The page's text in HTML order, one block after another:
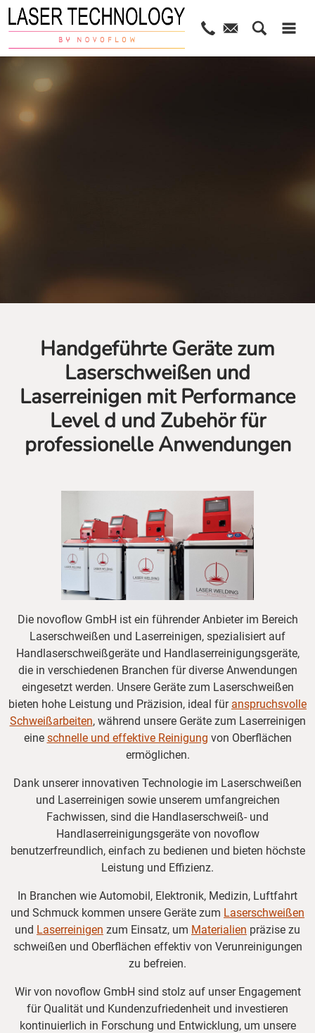
Handgeführte Geräte zum
Laserschweißen und
Laserreinigen mit Performance
Level d und Zubehör für
professionelle Anwendungen
Die novoflow GmbH ist ein führender Anbieter im Bereich
Laserschweißen und Laserreinigen, spezialisiert auf
Handlaserschweißgeräte und Handlaserreinigungsgeräte,
die in verschiedenen Branchen für diverse Anwendungen
eingesetzt werden. Unsere Geräte zum Laserschweißen
bieten hohe Leistung und Präzision, ideal für anspruchsvolle
Schweißarbeiten, während unsere Geräte zum Laserreinigen
eine schnelle und effektive Reinigung von Oberflächen
ermöglichen.
Dank unserer innovativen Technologie im Laserschweißen
und Laserreinigen sowie unserem umfangreichen
Fachwissen, sind die Handlaserschweiß- und
Handlaserreinigungsgeräte von novoflow
benutzerfreundlich, einfach zu bedienen und bieten höchste
Leistung und Effizienz.
In Branchen wie Automobil, Elektronik, Medizin, Luftfahrt
und Schmuck kommen unsere Geräte zum Laserschweißen
und Laserreinigen zum Einsatz, um Materialien präzise zu
schweißen und Oberflächen effektiv von Verunreinigungen
zu befreien.
Wir von novoflow GmbH sind stolz auf unser Engagement
für Qualität und Kundenzufriedenheit und investieren
kontinuierlich in Forschung und Entwicklung, um unsere